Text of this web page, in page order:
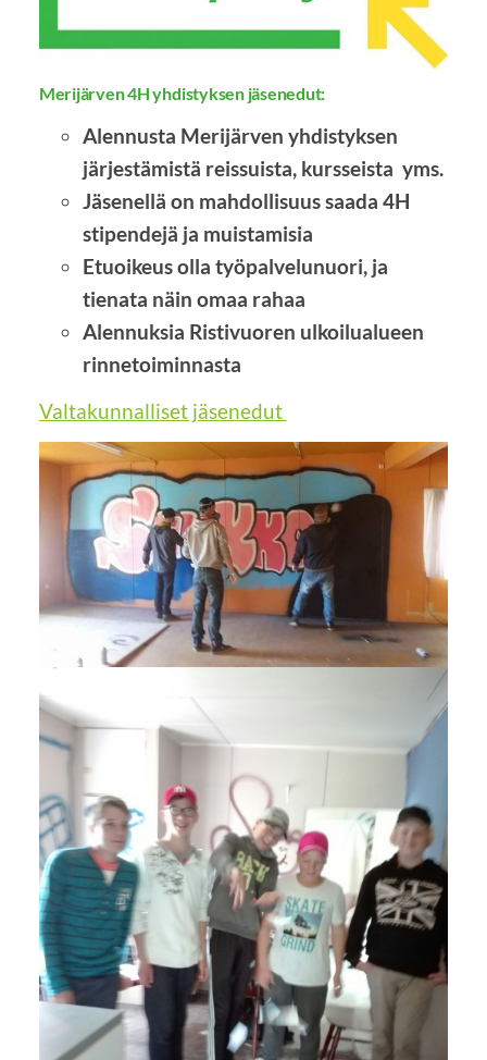
Merijärven 4H yhdistyksen jäsenedut:
Alennusta Merijärven yhdistyksen
järjestämistä reissuista, kursseista yms.
Jäsenellä on mahdollisuus saada 4H
stipendejä ja muistamisia
Etuoikeus olla työpalvelunuori, ja
tienata näin omaa rahaa
Alennuksia Ristivuoren ulkoilualueen
rinnetoiminnasta
Valtakunnalliset jäsenedut